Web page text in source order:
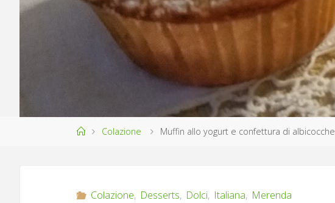
HomeColazione Muffin allo yogurt e confettura di albicocche
Colazione, Desserts, Dolci, Italiana, Merenda